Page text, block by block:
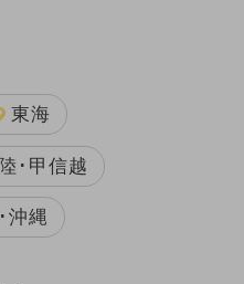
東海
･甲信越
沖縄